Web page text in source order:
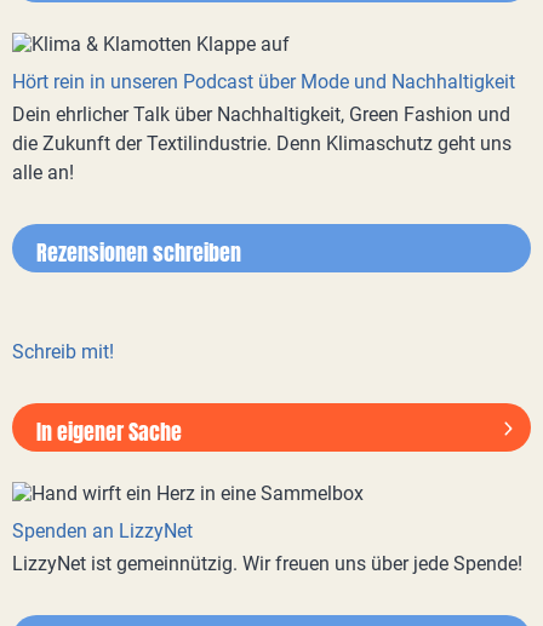
Hört rein in unseren Podcast über Mode und Nachhaltigkeit
Dein ehrlicher Talk über Nachhaltigkeit, Green Fashion und
die Zukunft der Textilindustrie. Denn Klimaschutz geht uns
alle an!
Rezensionen schreiben
Schreib mit!
In eigener Sache
Spenden an LizzyNet
LizzyNet ist gemeinnützig. Wir freuen uns über jede Spende!